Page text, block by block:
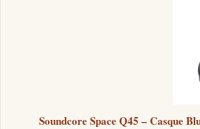
Soundcore Space Q45 – Casque